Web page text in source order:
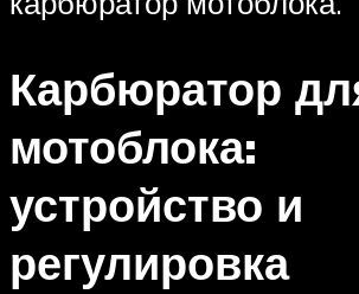
Карбюратор
мотоблока:
устройство и
регулировка